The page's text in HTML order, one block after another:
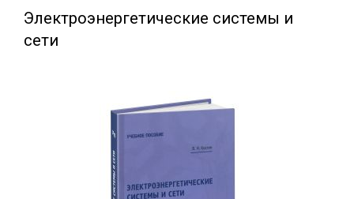
Электроэнергетические системы и
сети